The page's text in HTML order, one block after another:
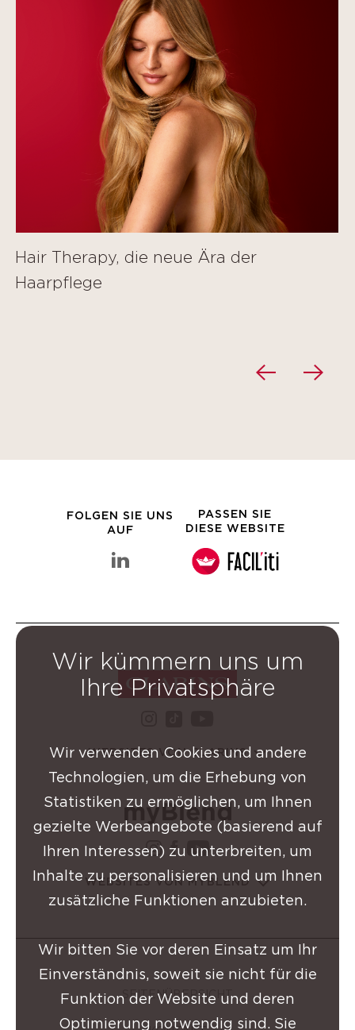
Hair Therapy, die neue Ära der
Haarpflege
FOLGEN SIE UNS
AUF
linkedin Clarins-Gruppe
PASSEN SIE
DIESE WEBSITE
WEBSITES VON CLARINS
instagram Clarins-
facebook Clarins-
youtube Clarins-
WEBSITES VON MYBLEND
SEITENÜBERSICHT
Wir kümmern uns um
Ihre Privatsphäre
Wir verwenden Cookies und andere
Technologien, um die Erhebung von
Statistiken zu ermöglichen, um Ihnen
gezielte Werbeangebote (basierend auf
Ihren Interessen) zu unterbreiten, um
Inhalte zu personalisieren und um Ihnen
zusätzliche Funktionen anzubieten.
Wir bitten Sie vor deren Einsatz um Ihr
Einverständnis, soweit sie nicht für die
Funktion der Website und deren
Optimierung notwendig sind. Sie